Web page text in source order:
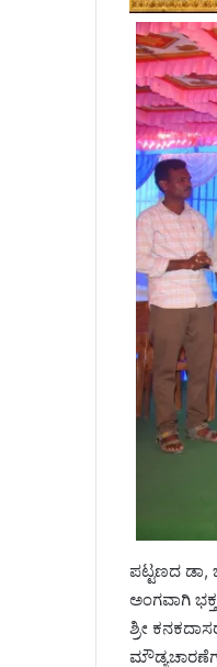
ಪಟ್ಟಣದ ಡಾ,
ಅಂಗವಾಗಿ
ಶ್ರೀ